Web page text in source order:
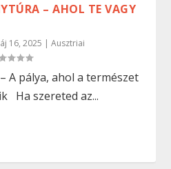
– AHOL TE VAGY
16, 2025 |Ausztriai
A pálya, ahol a természet
Ha szereted az...